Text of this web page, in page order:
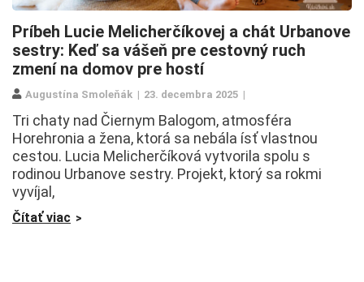
Príbeh Lucie Melicherčíkovej a chát Urbanove
sestry: Keď sa vášeň pre cestovný ruch
zmení na domov pre hostí
Augustína Smoleňák 23. decembra 2025
Tri chaty nad Čiernym Balogom, atmosféra
Horehronia a žena, ktorá sa nebála ísť vlastnou
cestou. Lucia Melicherčíková vytvorila spolu s
rodinou Urbanove sestry. Projekt, ktorý sa rokmi
vyvíjal,
Čítať viac